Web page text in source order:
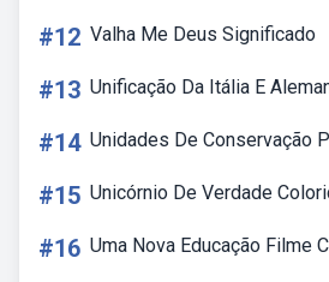
#12 Valha Me Deus Significado
#13 Unificação Da Itália E
#14 Unidades De Conservação
#15 Unicórnio De Verdade
#16 Uma Nova Educação Filme